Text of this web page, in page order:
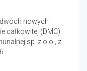
nowych
całkowitej (DMC)
sp. z o.o., z